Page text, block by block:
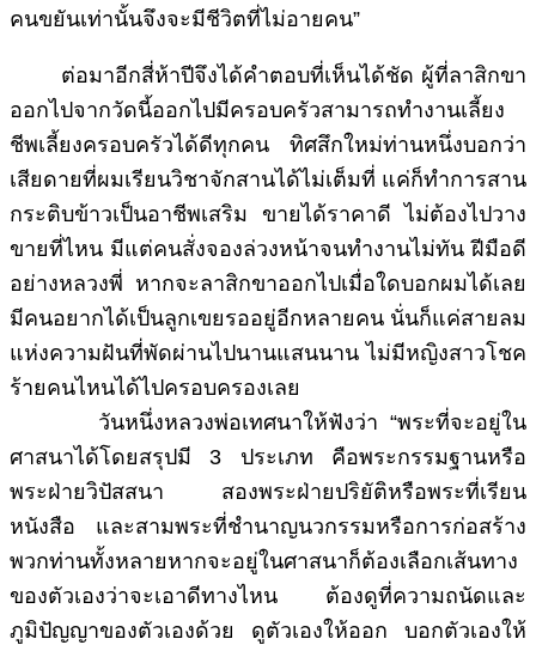
คนขยันเท่านั้นจึงจะมีชีวิตที่ไม่อายคน”
ต่อมาอีกสี่ห้าปีจึงได้คำตอบที่เห็นได้ชัด ผู้ที่ลาสิกขา
ออกไปจากวัดนี้ออกไปมีครอบครัวสามารถทำงานเลี้ยง
ชีพเลี้ยงครอบครัวได้ดีทุกคน ทิศสึกใหม่ท่านหนึ่งบอกว่า
เสียดายที่ผมเรียนวิชาจักสานได้ไม่เต็มที่ แค่ก็ทำการสาน
กระติบข้าวเป็นอาชีพเสริม ขายได้ราคาดี ไม่ต้องไปวาง
ขายที่ไหน มีแต่คนสั่งจองล่วงหน้าจนทำงานไม่ทัน ฝีมือดี
อย่างหลวงพี่ หากจะลาสิกขาออกไปเมื่อใดบอกผมได้เลย
มีคนอยากได้เป็นลูกเขยรออยู่อีกหลายคน นั่นก็แค่สายลม
แห่งความฝันที่พัดผ่านไปนานแสนนาน ไม่มีหญิงสาวโชค
ร้ายคนไหนได้ไปครอบครองเลย
วันหนึ่งหลวงพ่อเทศนาให้ฟังว่า “พระที่จะอยู่ใน
ศาสนาได้โดยสรุปมี 3 ประเภท คือพระกรรมฐานหรือ
พระฝ่ายวิปัสสนา สองพระฝ่ายปริยัติหรือพระที่เรียน
หนังสือ และสามพระที่ชำนาญนวกรรมหรือการก่อสร้าง
พวกท่านทั้งหลายหากจะอยู่ในศาสนาก็ต้องเลือกเส้นทาง
ของตัวเองว่าจะเอาดีทางไหน ต้องดูที่ความถนัดและ
ภูมิปัญญาของตัวเองด้วย ดูตัวเองให้ออก บอกตัวเองให้